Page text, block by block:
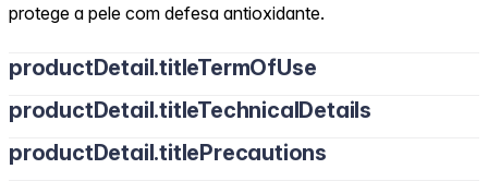
protege a pele com defesa antioxidante.
productDetail.titleTermOfUse
productDetail.titleTechnicalDetails
productDetail.titlePrecautions